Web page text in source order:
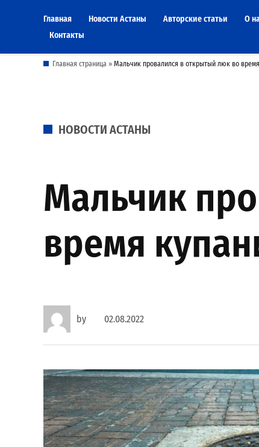
Главная Новости Астаны Авторские статьи
О
Контакты
Главная страница » Мальчик провалился в открытый люк во
POSTED
НОВОСТИ АСТАНЫ
Мальчик
время
by 02.08.2022